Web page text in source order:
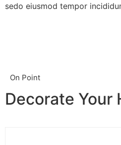
sedo eiusmod tempor
On Point
Decorate Your